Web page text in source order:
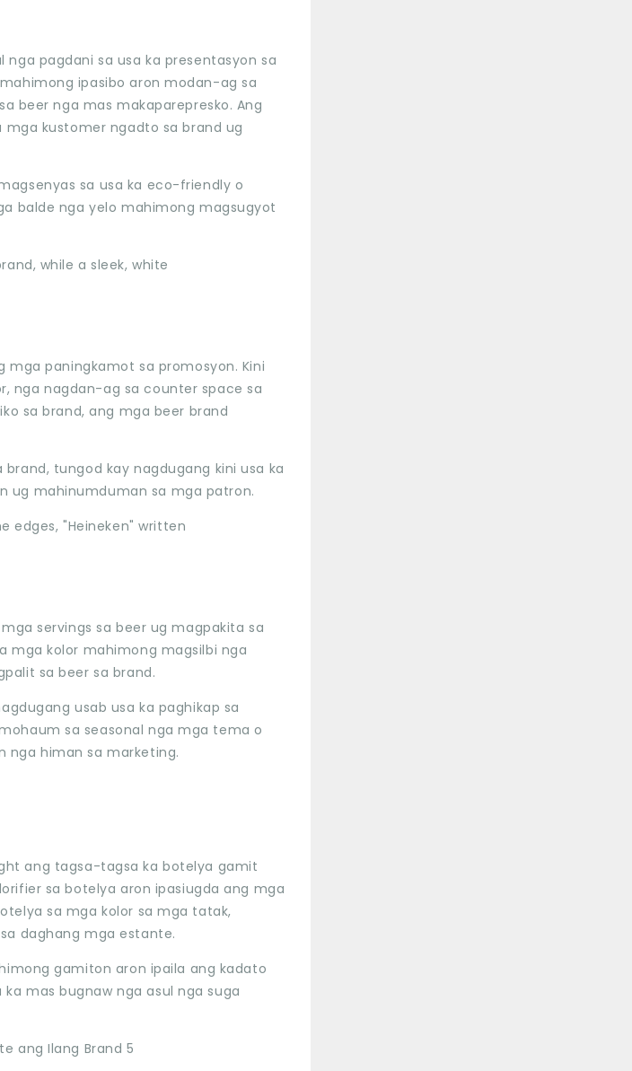
pagdani sa usa ka presentasyon sa
ipasibo aron modan-ag sa
beer nga mas makaparepresko. Ang
kustomer ngadto sa brand ug
sa usa ka eco-friendly o
balde nga yelo mahimong magsugyot
mga paningkamot sa promosyon. Kini
nga nagdan-ag sa counter space sa
sa brand, ang mga beer brand
tungod kay nagdugang kini usa ka
ug mahinumduman sa mga patron.
servings sa beer ug magpakita sa
mga kolor mahimong magsilbi nga
sa beer sa brand.
usab usa ka paghikap sa
sa seasonal nga mga tema o
nga himan sa marketing.
ang tagsa-tagsa ka botelya gamit
sa botelya aron ipasiugda ang mga
sa mga kolor sa mga tatak,
daghang mga estante.
gamiton aron ipaila ang kadato
mas bugnaw nga asul nga suga